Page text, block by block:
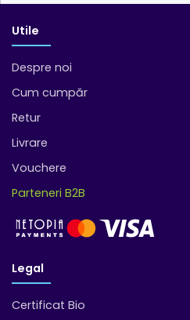
Utile
Despre noi
Cum cumpăr
Retur
Livrare
Vouchere
Parteneri B2B
Legal
Certificat Bio